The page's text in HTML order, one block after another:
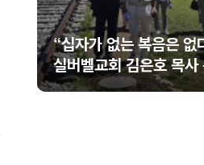
미셸 스틸 신임 대사
의 반석 위에 한미동맹